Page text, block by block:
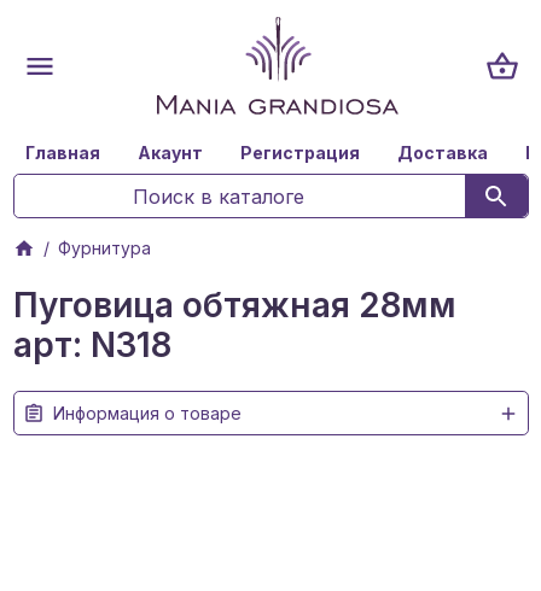
Главная Акаунт Регистрация Доставка
Фурнитура
Пуговица обтяжная 28мм
арт: N318
Информация о товаре